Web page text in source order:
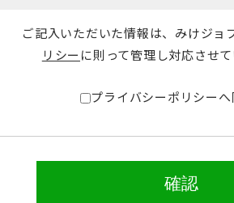
ご記入いただいた情報は、みけジョ
リシー に則って管理し対応させて
プライバシーポリシーへ